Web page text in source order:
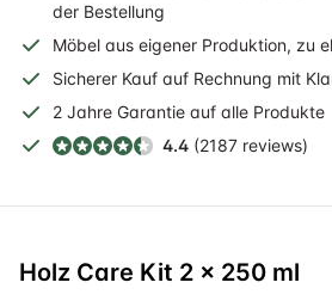
der Bestellung
Möbel aus eigener Produktion, zu
Sicherer Kauf auf Rechnung mit
2 Jahre Garantie auf alle Produkte
4.4 (2187 reviews)
Holz Care Kit 2 x 250 ml